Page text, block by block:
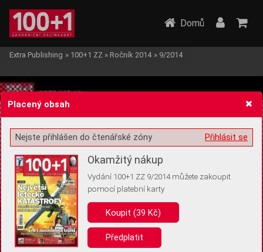
Žádost o souhlas s ukládáním volitelných informací
Pro základní fungování webu nepotřebujeme ukládat žádné informace
(tzv. cookies apod.). Rádi bychom vás ale požádali o souhlas s
uložením volitelných informací:
Domů
Extra Publishing » 100+1 ZZ » Ročník 2014 » 9/2014
Placený obsah
Přihlásit se
Nejste přihlášen do čtenářské zóny
Okamžitý nákup
Vydání 100+1 ZZ 9/2014 můžete zakoupit
pomocí platební karty
Koupit (39 Kč)
Předplatit